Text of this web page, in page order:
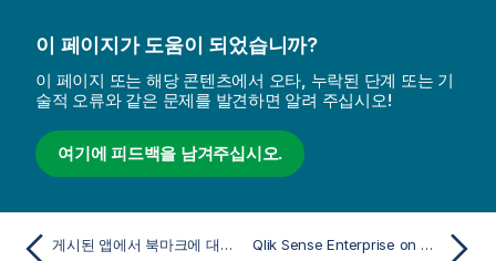
이 페이지가 도움이 되었습니까?
이 페이지 또는 해당 콘텐츠에서 오타, 누락된 단계 또는 기
술적 오류와 같은 문제를 발견하면 알려 주십시오!
여기에 피드백을 남겨주십시오.
게시된 앱에서 북마크에 대한 링크 복사 Qlik Sense Enterprise on Windows에서 다른 허브에 게시